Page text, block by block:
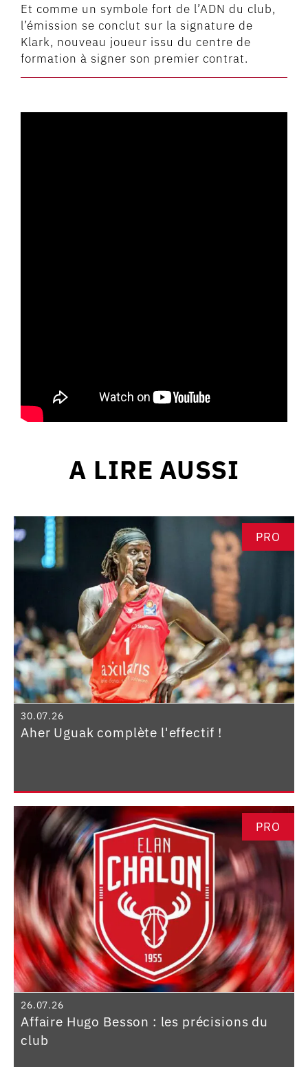
Et comme un symbole fort de l’ADN du club,
l’émission se conclut sur la signature de
Klark, nouveau joueur issu du centre de
formation à signer son premier contrat.
A LIRE AUSSI
PRO
30.07.26
Aher Uguak complète l'effectif !
PRO
26.07.26
Affaire Hugo Besson : les précisions du
club